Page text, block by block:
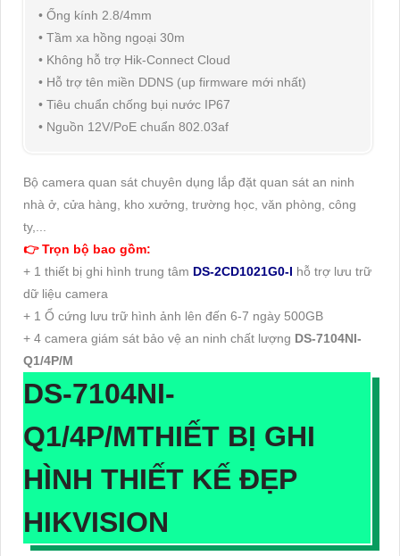
• Ống kính 2.8/4mm
• Tầm xa hồng ngoại 30m
• Không hỗ trợ Hik-Connect Cloud
• Hỗ trợ tên miền DDNS (up firmware mới nhất)
• Tiêu chuẩn chống bụi nước IP67
• Nguồn 12V/PoE chuẩn 802.03af
Bộ camera quan sát chuyên dụng lắp đặt quan sát an ninh
nhà ở, cửa hàng, kho xưởng, trường học, văn phòng, công
ty,...
👉 Trọn bộ bao gồm:
+ 1 thiết bị ghi hình trung tâm DS-2CD1021G0-I hỗ trợ lưu trữ
dữ liệu camera
+ 1 Ổ cứng lưu trữ hình ảnh lên đến 6-7 ngày 500GB
+ 4 camera giám sát bảo vệ an ninh chất lượng DS-7104NI-
Q1/4P/M
DS-7104NI-
Q1/4P/MTHIẾT BỊ GHI
HÌNH THIẾT KẾ ĐẸP
HIKVISION